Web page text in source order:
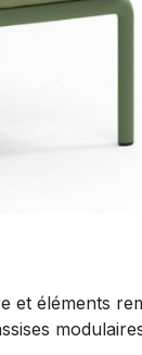
éléments